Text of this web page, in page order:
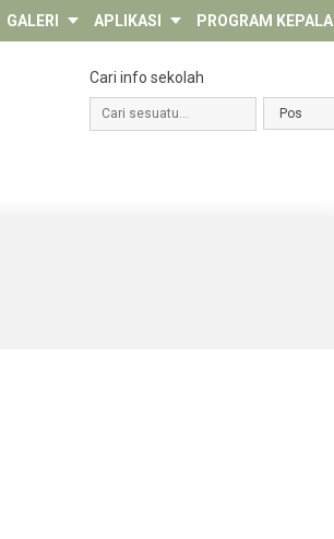
GALERI APLIKASI PROGRAM KEPALA
Cari info sekolah